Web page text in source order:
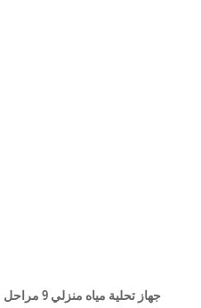
جهاز تحلية مياه منزلي 9 مراحل من شركة بن محفوظ